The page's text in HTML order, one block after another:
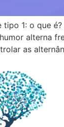
tipo 1: o que
alterna
as